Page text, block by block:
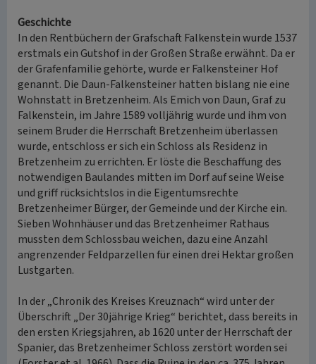
Geschichte
In den Rentbüchern der Grafschaft Falkenstein wurde 1537
erstmals ein Gutshof in der Großen Straße erwähnt. Da er
der Grafenfamilie gehörte, wurde er Falkensteiner Hof
genannt. Die Daun-Falkensteiner hatten bislang nie eine
Wohnstatt in Bretzenheim. Als Emich von Daun, Graf zu
Falkenstein, im Jahre 1589 volljährig wurde und ihm von
seinem Bruder die Herrschaft Bretzenheim überlassen
wurde, entschloss er sich ein Schloss als Residenz in
Bretzenheim zu errichten. Er löste die Beschaffung des
notwendigen Baulandes mitten im Dorf auf seine Weise
und griff rücksichtslos in die Eigentumsrechte
Bretzenheimer Bürger, der Gemeinde und der Kirche ein.
Sieben Wohnhäuser und das Bretzenheimer Rathaus
mussten dem Schlossbau weichen, dazu eine Anzahl
angrenzender Feldparzellen für einen drei Hektar großen
Lustgarten.
In der „Chronik des Kreises Kreuznach“ wird unter der
Überschrift „Der 30jährige Krieg“ berichtet, dass bereits in
den ersten Kriegsjahren, ab 1620 unter der Herrschaft der
Spanier, das Bretzenheimer Schloss zerstört worden sei